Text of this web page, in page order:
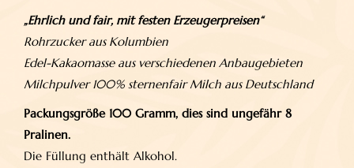
„Ehrlich und fair, mit festen Erzeugerpreisen“
Rohrzucker aus Kolumbien
Edel-Kakaomasse aus verschiedenen Anbaugebieten
Milchpulver 100% sternenfair Milch aus Deutschland
Packungsgröße 100 Gramm, dies sind ungefähr 8
Pralinen.
Die Füllung enthält Alkohol.